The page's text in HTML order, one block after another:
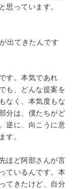
思っています。
出てきたんです
す。本気であれ
も、どんな提案を
なく、本気度もな
分は、僕たちがど
逆に、向こうに意
。
ほど阿部さんが言
ているんです。本
てきたけど、自分